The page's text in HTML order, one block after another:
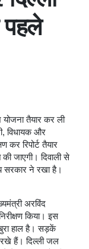
पहले
योजना तैयार कर ली
विधायक और
कर रिपोर्ट तैयार
जाएगी। दिवाली से
सरकार ने रखा है।
अरविंद
किया। इस
हाल है। सड़कें
हैं। दिल्ली जल